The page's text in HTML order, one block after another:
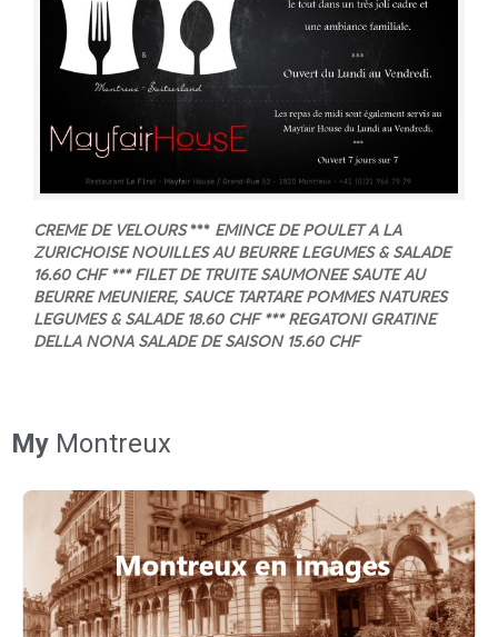
CREME DE VELOURS*** EMINCE DE POULET A LA
ZURICHOISE NOUILLES AU BEURRE LEGUMES & SALADE
16.60 CHF *** FILET DE TRUITE SAUMONEE SAUTE AU
BEURRE MEUNIERE, SAUCE TARTARE POMMES NATURES
LEGUMES & SALADE 18.60 CHF *** REGATONI GRATINE
DELLA NONA SALADE DE SAISON 15.60 CHF
My Montreux